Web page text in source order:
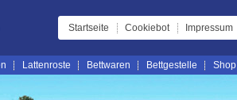
Impressum
Cookiebot
Startseite
Lattenroste Bettwaren Bettgestelle Shop